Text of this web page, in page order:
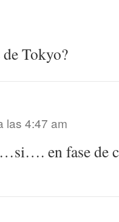
Tokyo?
las 4:47 am
en fase de